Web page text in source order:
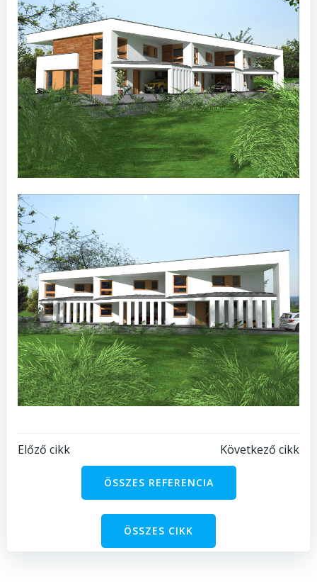
Bejegyzés
navigáció
Előző cikk
Bejegyzés
navigáció
Következő cikk
ÖSSZES REFERENCIA
ÖSSZES CIKK